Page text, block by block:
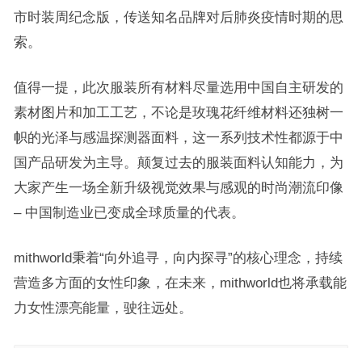
市时装周纪念版，传送知名品牌对后肺炎疫情时期的思
索。
值得一提，此次服装所有材料尽量选用中国自主研发的
素材图片和加工工艺，不论是玫瑰花纤维材料还独树一
帜的光泽与感温探测器面料，这一系列技术性都源于中
国产品研发为主导。颠复过去的服装面料认知能力，为
大家产生一场全新升级视觉效果与感观的时尚潮流印像
– 中国制造业已变成全球质量的代表。
mithworld秉着“向外追寻，向内探寻”的核心理念，持续
营造多方面的女性印象，在未来，mithworld也将承载能
力女性漂亮能量，驶往远处。